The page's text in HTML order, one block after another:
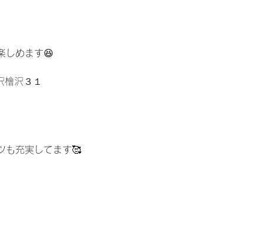
しめます😆
沢３１
も充実してます🥰